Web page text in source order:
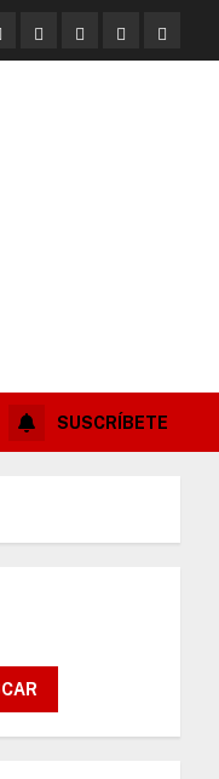
SUSCRÍBETE